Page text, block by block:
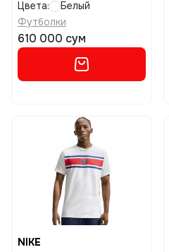
Цвета:
Белый
Футболки
610 000 сум
NIKE